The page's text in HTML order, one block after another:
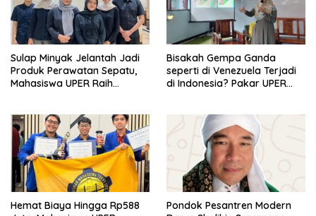
Sulap Minyak Jelantah Jadi
Produk Perawatan Sepatu,
Mahasiswa UPER Raih
Bisakah Gempa Ganda
seperti di Venezuela Terjadi
di Indonesia? Pakar UPER
Hemat Biaya Hingga Rp588
Pondok Pesantren Modern